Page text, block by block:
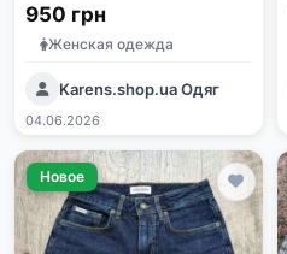
950 грн
Женская одежда
Karens.shop.ua Одяг
04.06.2026
Новое